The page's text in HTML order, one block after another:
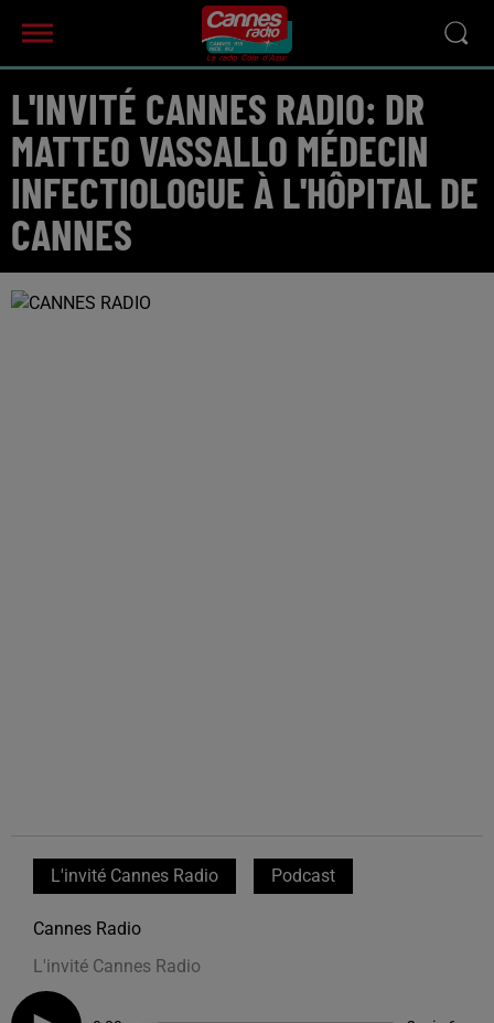
L'INVITÉ CANNES RADIO: DR
MATTEO VASSALLO MÉDECIN
INFECTIOLOGUE À L'HÔPITAL DE
CANNES
L'invité Cannes Radio Podcast
Cannes Radio
L'invité Cannes Radio